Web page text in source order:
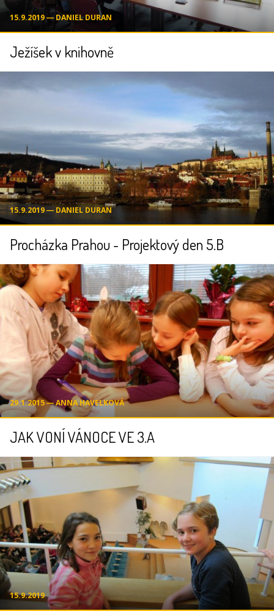
15.9.2019 ― DANIEL DURAN
Ježíšek v knihovně
15.9.2019 ― DANIEL DURAN
Procházka Prahou - Projektový den 5.B
29.1.2015 ― ANNA HAVELKOVÁ
JAK VONÍ VÁNOCE VE 3.A
15.9.2019